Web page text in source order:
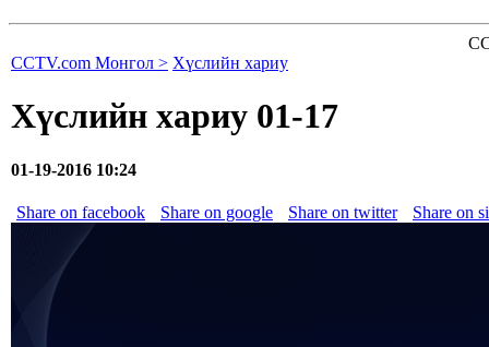
CCTV.com Монгол > Хүслийн хариу
Хүслийн хариу 01-17
01-19-2016 10:24
Share on facebook Share on google Share on twitter Share on